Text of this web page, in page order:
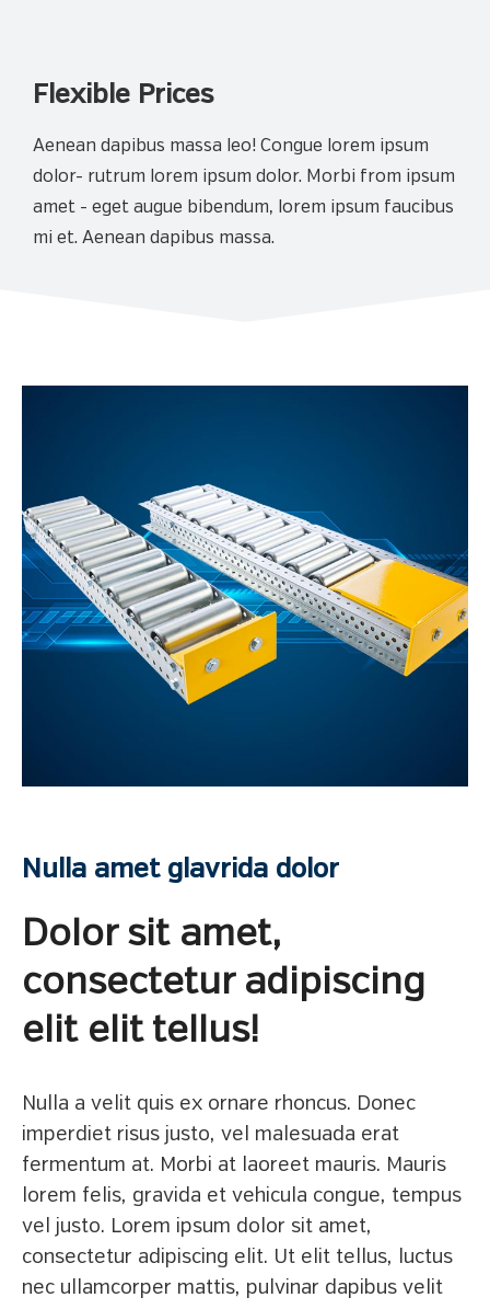
Flexible Prices
Aenean dapibus massa leo! Congue lorem ipsum
dolor- rutrum lorem ipsum dolor. Morbi from ipsum
amet - eget augue bibendum, lorem ipsum faucibus
mi et. Aenean dapibus massa.
Nulla amet glavrida dolor
Dolor sit amet,
consectetur adipiscing
elit elit tellus!
Nulla a velit quis ex ornare rhoncus. Donec
imperdiet risus justo, vel malesuada erat
fermentum at. Morbi at laoreet mauris. Mauris
lorem felis, gravida et vehicula congue, tempus
vel justo. Lorem ipsum dolor sit amet,
consectetur adipiscing elit. Ut elit tellus, luctus
nec ullamcorper mattis, pulvinar dapibus velit